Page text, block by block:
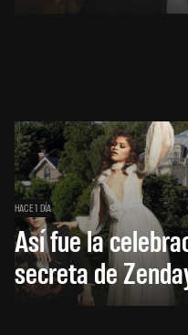
HACE 1 DÍA
Así fue la
secreta de